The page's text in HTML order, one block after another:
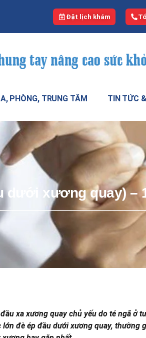
Đặt lịch khám
PHÒNG, TRUNG TÂM TIN TỨC
dưới xương quay) –
xa xương quay chủ yếu do té ngã ở
đè ép đầu dưới xương quay, thường